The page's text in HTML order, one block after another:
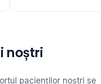
noștri
pacienților noștri se